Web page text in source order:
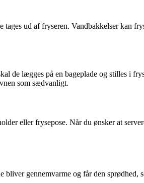
ud af fryseren. Vandbakkelser kan
de lægges på en bageplade og stilles i
som sædvanligt.
eller frysepose. Når du ønsker at
gennemvarme og får den sprødhed,